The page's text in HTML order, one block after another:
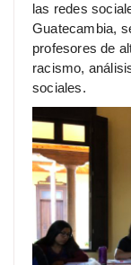
las redes
Guatecambia,
profesores de
racismo,
sociales.